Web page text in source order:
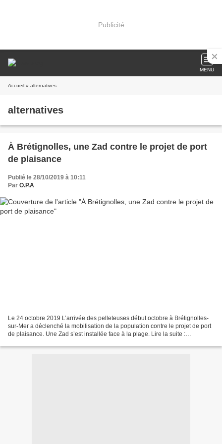
Publicité
MENU
Accueil » alternatives
alternatives
À Brétignolles, une Zad contre le projet de port
de plaisance
Publié le 28/10/2019 à 10:11
Par O.P.A
Le 24 octobre 2019 L’arrivée des pelleteuses début octobre à Brétignolles-
sur-Mer a déclenché la mobilisation de la population contre le projet de port
de plaisance. Une Zad s’est installée face à la plage. Lire la suite :